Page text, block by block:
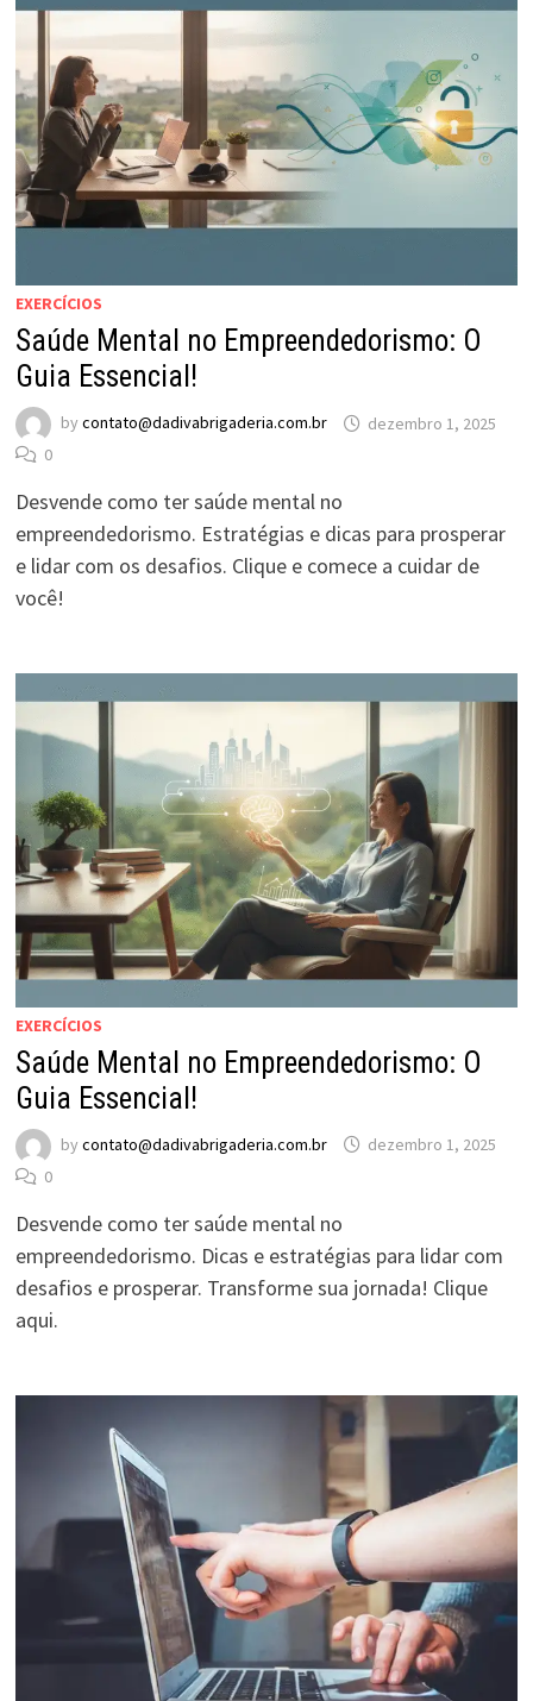
EXERCÍCIOS
Saúde Mental no Empreendedorismo: O
Guia Essencial!
by contato@dadivabrigaderia.com.br
dezembro 1, 2025
0
Desvende como ter saúde mental no
empreendedorismo. Estratégias e dicas para prosperar
e lidar com os desafios. Clique e comece a cuidar de
você!
EXERCÍCIOS
Saúde Mental no Empreendedorismo: O
Guia Essencial!
by contato@dadivabrigaderia.com.br
dezembro 1, 2025
0
Desvende como ter saúde mental no
empreendedorismo. Dicas e estratégias para lidar com
desafios e prosperar. Transforme sua jornada! Clique
aqui.